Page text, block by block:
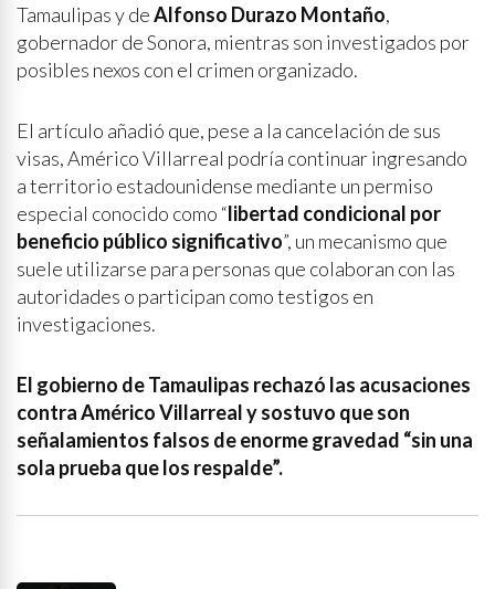
Tamaulipas y deAlfonso Durazo Montaño,
gobernador de Sonora, mientras son investigados por
posibles nexos con el crimen organizado.
El artículo añadió que, pese a la cancelación de sus
visas, Américo Villarreal podría continuar ingresando
a territorio estadounidense mediante un permiso
especial conocido como “libertad condicional por
beneficio público significativo”, un mecanismo que
suele utilizarse para personas que colaboran con las
autoridades o participan como testigos en
investigaciones.
El gobierno de Tamaulipas rechazó las acusaciones
contra Américo Villarreal y sostuvo que son
señalamientos falsos de enorme gravedad “sin una
sola prueba que los respalde”.